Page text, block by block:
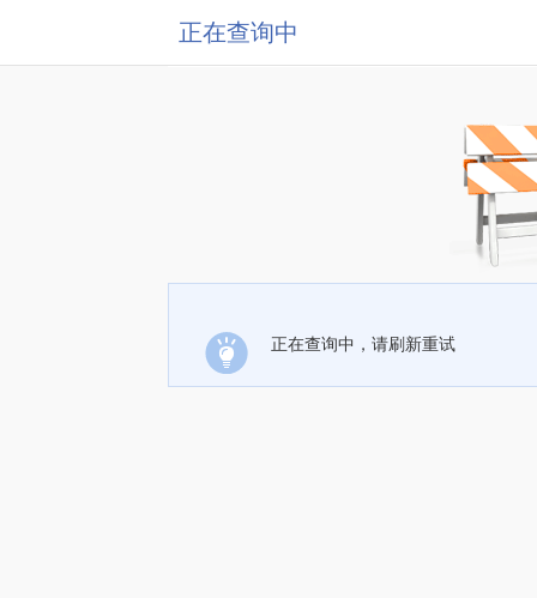
正在查询中
正在查询中，请刷新重试